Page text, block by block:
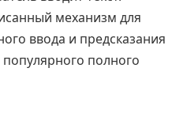
механизм для
ввода и предсказания
полного